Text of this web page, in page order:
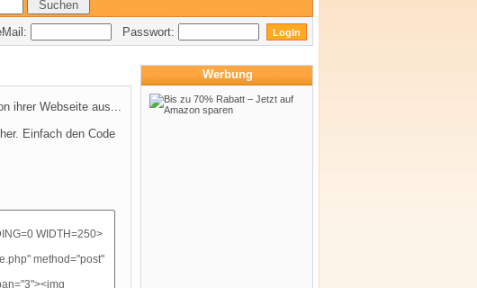
Passwort:
ihrer Webseite aus...
Einfach den Code
Werbung